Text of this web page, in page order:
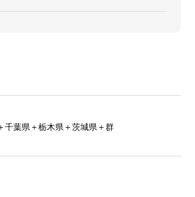
千葉県＋栃木県＋茨城県＋群